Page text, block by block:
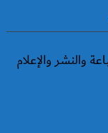
والنشر والإعلام